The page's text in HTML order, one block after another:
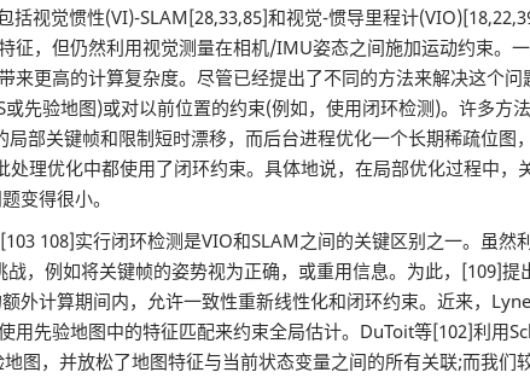
视觉惯性(VI)-SLAM[28,33,85]和视觉-惯导里程计
，但仍然利用视觉测量在相机/IMU姿态之间施加运动约束。
更高的计算复杂度。尽管已经提出了不同的方法来解决这个
先验地图)或对以前位置的约束(例如，使用闭环检测)。许多方
部关键帧和限制短时漂移，而后台进程优化一个长期稀疏位图
理优化中都使用了闭环约束。具体地说，在局部优化过程中，
变得很小。
108]实行闭环检测是VIO和SLAM之间的关键区别之一。虽然
，例如将关键帧的姿势视为正确，或重用信息。为此，[109]提
外计算期间内，允许一致性重新线性化和闭环约束。近来，
用先验地图中的特征匹配来约束全局估计。DuToit等[102]利用
图，并放松了地图特征与当前状态变量之间的所有关联;而我们